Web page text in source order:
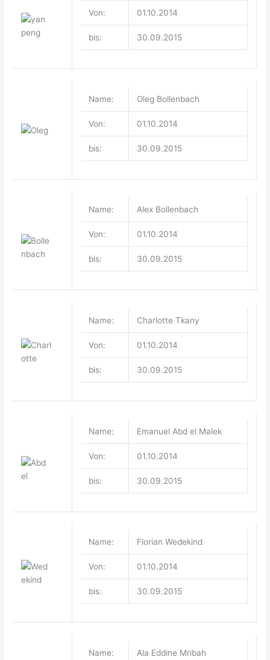
Von: 01.10.2014
bis: 30.09.2015
Name: Oleg Bollenbach
Von: 01.10.2014
bis: 30.09.2015
Name: Alex Bollenbach
Von: 01.10.2014
bis: 30.09.2015
Name: Charlotte Tkany
Von: 01.10.2014
bis: 30.09.2015
Name: Emanuel Abd el Malek
Von: 01.10.2014
bis: 30.09.2015
Name: Florian Wedekind
Von: 01.10.2014
bis: 30.09.2015
Name: Ala Eddine Mribah